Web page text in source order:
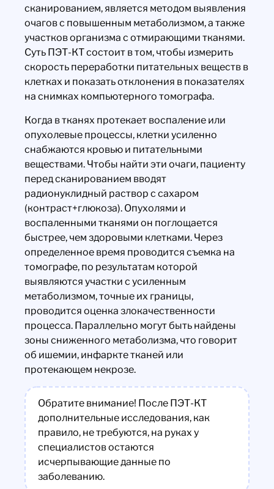
сканированием, является методом выявления
очагов с повышенным метаболизмом, а также
участков организма с отмирающими тканями.
Суть ПЭТ-КТ состоит в том, чтобы измерить
скорость переработки питательных веществ в
клетках и показать отклонения в показателях
на снимках компьютерного томографа.
Когда в тканях протекает воспаление или
опухолевые процессы, клетки усиленно
снабжаются кровью и питательными
веществами. Чтобы найти эти очаги, пациенту
перед сканированием вводят
радионуклидный раствор с сахаром
(контраст+глюкоза). Опухолями и
воспаленными тканями он поглощается
быстрее, чем здоровыми клетками. Через
определенное время проводится съемка на
томографе, по результатам которой
выявляются участки с усиленным
метаболизмом, точные их границы,
проводится оценка злокачественности
процесса. Параллельно могут быть найдены
зоны сниженного метаболизма, что говорит
об ишемии, инфаркте тканей или
протекающем некрозе.
Обратите внимание! После ПЭТ-КТ
дополнительные исследования, как
правило, не требуются, на руках у
специалистов остаются
исчерпывающие данные по
заболеванию.